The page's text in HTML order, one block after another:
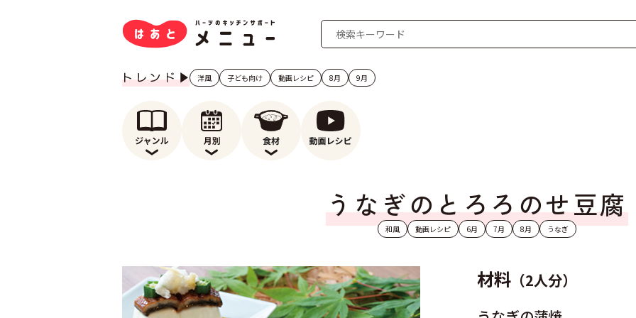
洋風 子ども向け 動画レシピ 8月 9月
うなぎのとろろのせ豆腐
和風 動画レシピ 6月 7月 8月 うなぎ
材料 （2人分）